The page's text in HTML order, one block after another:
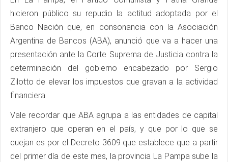
hicieron público su repudio la actitud adoptada por el
Banco Nación que, en consonancia con la Asociación
Argentina de Bancos (ABA), anunció que va a hacer una
presentación ante la Corte Suprema de Justicia contra la
determinación del gobierno encabezado por Sergio
Zilotto de elevar los impuestos que gravan a la actividad
financiera.
Vale recordar que ABA agrupa a las entidades de capital
extranjero que operan en el país, y que por lo que se
quejan es por el Decreto 3609 que establece que a partir
del primer día de este mes, la provincia La Pampa sube la